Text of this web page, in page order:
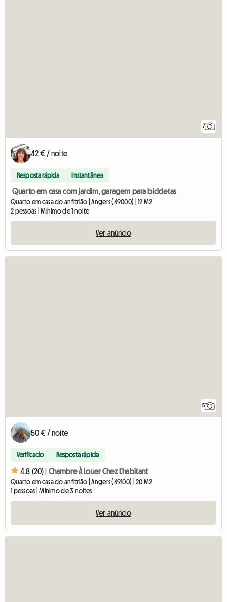
7
42 € / noite
Resposta rápida Instantânea
Quarto em casa com jardim, garagem para bicicletas
Quarto em casa do anfitrião | Angers (49000) | 12 M2
2 pessoas | Mínimo de 1 noite
Ver anúncio
5
50 € / noite
Verificado Resposta rápida
4.8 (20) | Chambre À Louer Chez L'habitant
Quarto em casa do anfitrião | Angers (49100) | 20 M2
1 pessoas | Mínimo de 3 noites
Ver anúncio